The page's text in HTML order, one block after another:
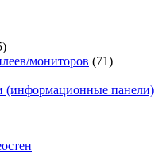
мониторов (71)
(информационные панели)